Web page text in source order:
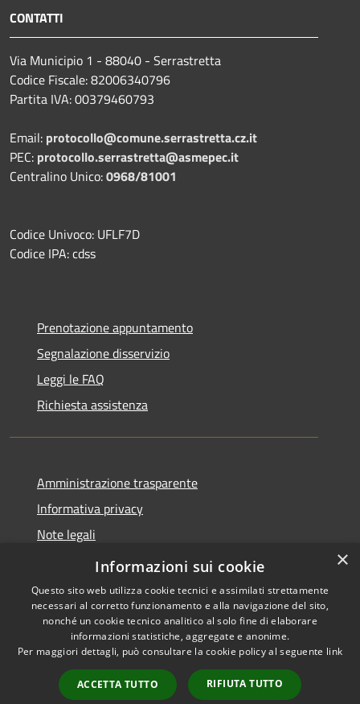
CONTATTI
Via Municipio 1 - 88040 - Serrastretta
Codice Fiscale: 82006340796
Partita IVA: 00379460793
Email: protocollo@comune.serrastretta.cz.it
PEC: protocollo.serrastretta@asmepec.it
Centralino Unico:0968/81001
Codice Univoco: UFLF7D
Codice IPA: cdss
Prenotazione appuntamento
Segnalazione disservizio
Leggi le FAQ
Richiesta assistenza
Amministrazione trasparente
Informativa privacy
Note legali
Dichiarazione di accessibilità
Accessibilità
Copyright © 2026 • Comune di
Serrastretta • Powered by
Municipium•
Accesso
redazione
×
Informazioni sui cookie
Questo sito web utilizza cookie tecnici e assimilati strettamente
necessari al corretto funzionamento e alla navigazione del sito,
nonché un cookie tecnico analitico al solo fine di elaborare
informazioni statistiche, aggregate e anonime.
Per maggiori dettagli, può consultare la cookie policy al seguente link
ACCETTA TUTTO RIFIUTA TUTTO